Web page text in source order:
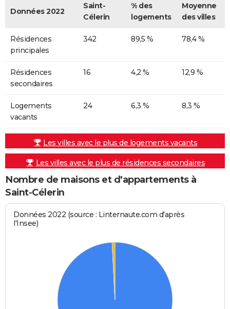
Données 2022
Saint-
Célerin
% des
logements
Moyenne
des villes
Résidences
principales
342 89,5 % 78,4 %
Résidences
secondaires
16 4,2 % 12,9 %
Logements
vacants
24 6,3 % 8,3 %
Les villes avec le plus de logements vacants
Les villes avec le plus de résidences secondaires
Nombre de maisons et d'appartements à
Saint-Célerin
Données 2022 (source : Linternaute.com d'après
l'Insee)